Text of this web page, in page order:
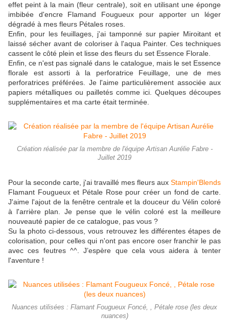
effet peint à la main (fleur centrale), soit en utilisant une éponge
imbibée d'encre Flamand Fougueux pour apporter un léger
dégradé à mes fleurs Pétales roses.
Enfin, pour les feuillages, j'ai tamponné sur papier Miroitant et
laissé sécher avant de coloriser à l'aqua Painter. Ces techniques
cassent le côté plein et lisse des fleurs du set Essence Florale.
Enfin, ce n'est pas signalé dans le catalogue, mais le set Essence
florale est assorti à la perforatrice Feuillage, une de mes
perforatrices préférées. Je l'aime particulièrement associée aux
papiers métalliques ou pailletés comme ici. Quelques découpes
supplémentaires et ma carte était terminée.
Création réalisée par la membre de l'équipe Artisan Aurélie Fabre -
Juillet 2019
Pour la seconde carte, j'ai travaillé mes fleurs aux Stampin'Blends
Flamant Fougueux et Pétale Rose pour créer un fond de carte.
J'aime l'ajout de la fenêtre centrale et la douceur du Vélin coloré
à l'arrière plan. Je pense que le vélin coloré est la meilleure
nouveauté papier de ce catalogue, pas vous ?
Su la photo ci-dessous, vous retrouvez les différentes étapes de
colorisation, pour celles qui n'ont pas encore oser franchir le pas
avec ces feutres ^^. J’espère que cela vous aidera à tenter
l'aventure !
Nuances utilisées : Flamant Fougueux Foncé, , Pétale rose (les deux
nuances)